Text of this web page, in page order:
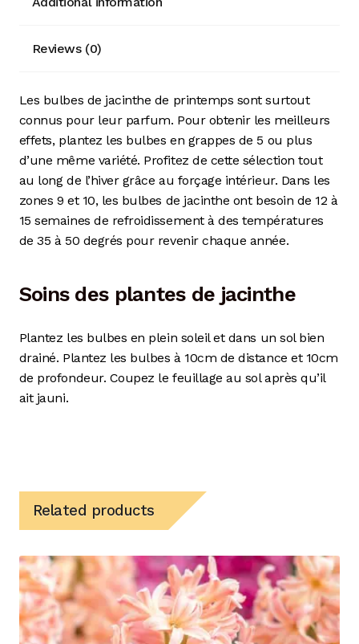
Reviews (0)
Les bulbes de jacinthe de printemps sont surtout
connus pour leur parfum. Pour obtenir les meilleurs
effets, plantez les bulbes en grappes de 5 ou plus
d’une même variété. Profitez de cette sélection tout
au long de l’hiver grâce au forçage intérieur. Dans les
zones 9 et 10, les bulbes de jacinthe ont besoin de 12 à
15 semaines de refroidissement à des températures
de 35 à 50 degrés pour revenir chaque année.
Soins des plantes de jacinthe
Plantez les bulbes en plein soleil et dans un sol bien
drainé. Plantez les bulbes à 10cm de distance et 10cm
de profondeur. Coupez le feuillage au sol après qu’il
ait jauni.
Related products